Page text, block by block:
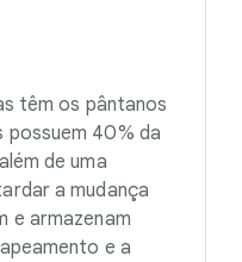
têm os pântanos
possuem 40% da
de uma
a mudança
e armazenam
e a